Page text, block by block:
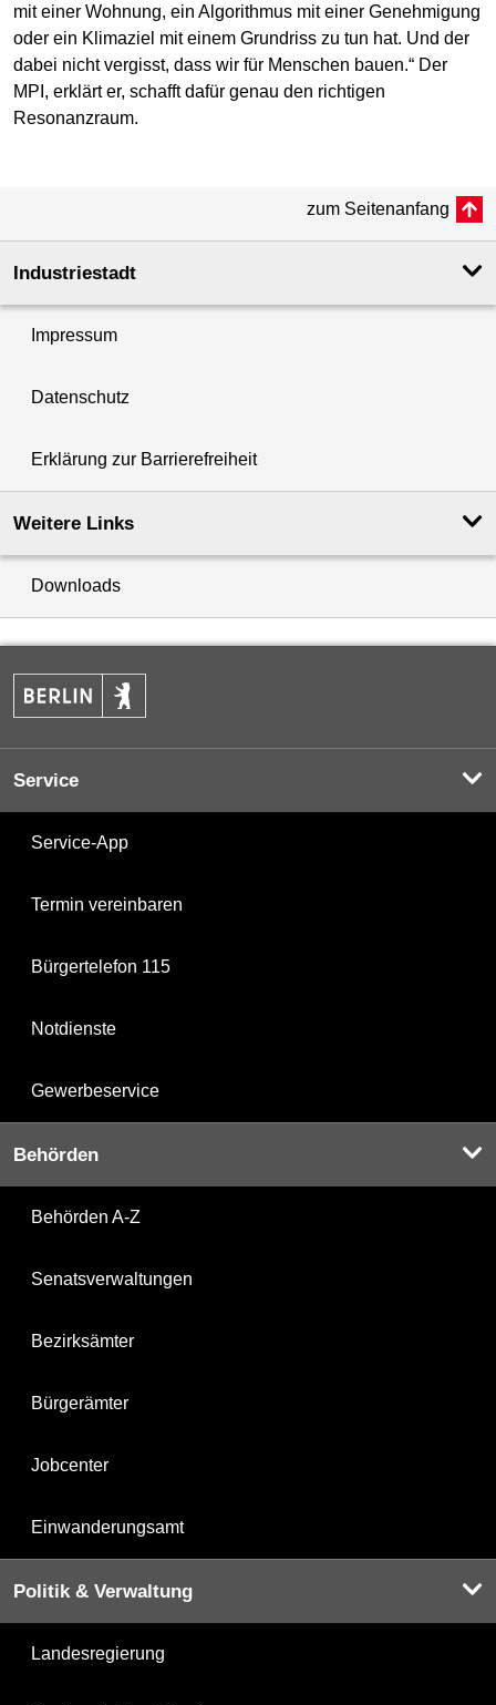
mit einer Wohnung, ein Algorithmus mit einer Genehmigung
oder ein Klimaziel mit einem Grundriss zu tun hat. Und der
dabei nicht vergisst, dass wir für Menschen bauen.“ Der
MPI, erklärt er, schafft dafür genau den richtigen
Resonanzraum.
zum Seitenanfang
Industriestadt
Impressum
Datenschutz
Erklärung zur Barrierefreiheit
Weitere Links
Downloads
Service
Service-App
Termin vereinbaren
Bürgertelefon 115
Notdienste
Gewerbeservice
Behörden
Behörden A-Z
Senatsverwaltungen
Bezirksämter
Bürgerämter
Jobcenter
Einwanderungsamt
Politik & Verwaltung
Landesregierung